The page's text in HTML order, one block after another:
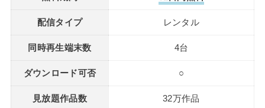
配信タイプ レンタル
同時再生端末数 4台
ダウンロード可否 ○
見放題作品数 32万作品